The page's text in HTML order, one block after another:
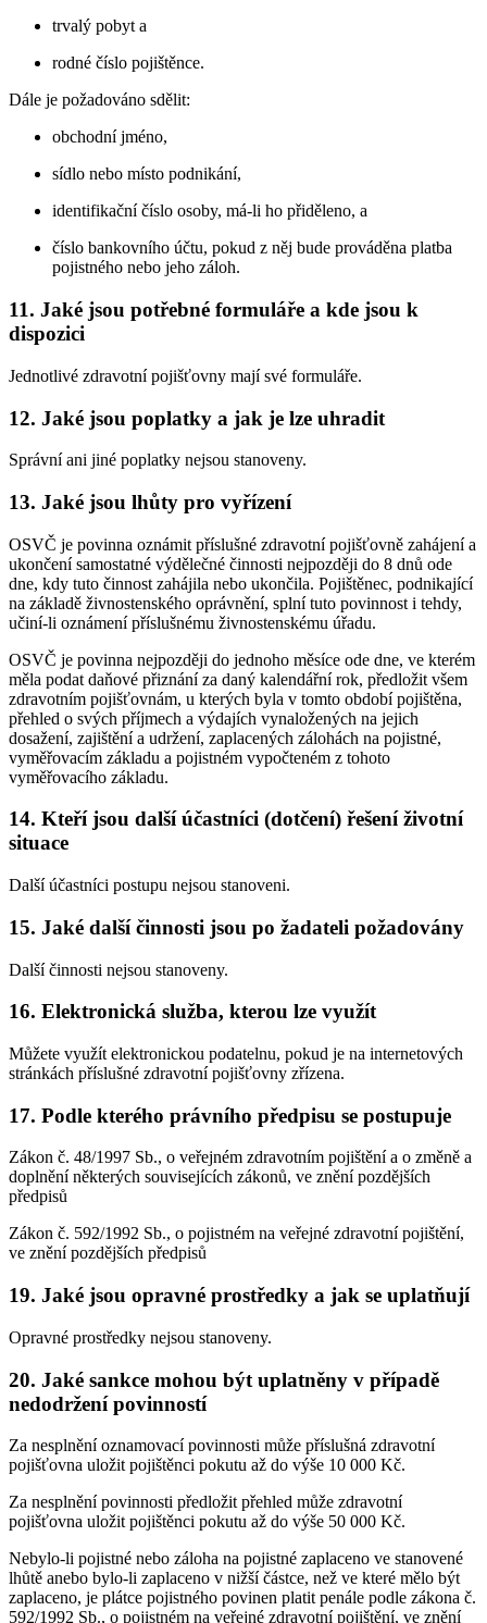
trvalý pobyt a
rodné číslo pojištěnce.
Dále je požadováno sdělit:
obchodní jméno,
sídlo nebo místo podnikání,
identifikační číslo osoby, má-li ho přiděleno, a
číslo bankovního účtu, pokud z něj bude prováděna platba
pojistného nebo jeho záloh.
11. Jaké jsou potřebné formuláře a kde jsou k
dispozici
Jednotlivé zdravotní pojišťovny mají své formuláře.
12. Jaké jsou poplatky a jak je lze uhradit
Správní ani jiné poplatky nejsou stanoveny.
13. Jaké jsou lhůty pro vyřízení
OSVČ je povinna oznámit příslušné zdravotní pojišťovně zahájení a
ukončení samostatné výdělečné činnosti nejpozději do 8 dnů ode
dne, kdy tuto činnost zahájila nebo ukončila. Pojištěnec, podnikající
na základě živnostenského oprávnění, splní tuto povinnost i tehdy,
učiní-li oznámení příslušnému živnostenskému úřadu.
OSVČ je povinna nejpozději do jednoho měsíce ode dne, ve kterém
měla podat daňové přiznání za daný kalendářní rok, předložit všem
zdravotním pojišťovnám, u kterých byla v tomto období pojištěna,
přehled o svých příjmech a výdajích vynaložených na jejich
dosažení, zajištění a udržení, zaplacených zálohách na pojistné,
vyměřovacím základu a pojistném vypočteném z tohoto
vyměřovacího základu.
14. Kteří jsou další účastníci (dotčení) řešení životní
situace
Další účastníci postupu nejsou stanoveni.
15. Jaké další činnosti jsou po žadateli požadovány
Další činnosti nejsou stanoveny.
16. Elektronická služba, kterou lze využít
Můžete využít elektronickou podatelnu, pokud je na internetových
stránkách příslušné zdravotní pojišťovny zřízena.
17. Podle kterého právního předpisu se postupuje
Zákon č. 48/1997 Sb., o veřejném zdravotním pojištění a o změně a
doplnění některých souvisejících zákonů, ve znění pozdějších
předpisů
Zákon č. 592/1992 Sb., o pojistném na veřejné zdravotní pojištění,
ve znění pozdějších předpisů
19. Jaké jsou opravné prostředky a jak se uplatňují
Opravné prostředky nejsou stanoveny.
20. Jaké sankce mohou být uplatněny v případě
nedodržení povinností
Za nesplnění oznamovací povinnosti může příslušná zdravotní
pojišťovna uložit pojištěnci pokutu až do výše 10 000 Kč.
Za nesplnění povinnosti předložit přehled může zdravotní
pojišťovna uložit pojištěnci pokutu až do výše 50 000 Kč.
Nebylo-li pojistné nebo záloha na pojistné zaplaceno ve stanovené
lhůtě anebo bylo-li zaplaceno v nižší částce, než ve které mělo být
zaplaceno, je plátce pojistného povinen platit penále podle zákona č.
592/1992 Sb., o pojistném na veřejné zdravotní pojištění, ve znění